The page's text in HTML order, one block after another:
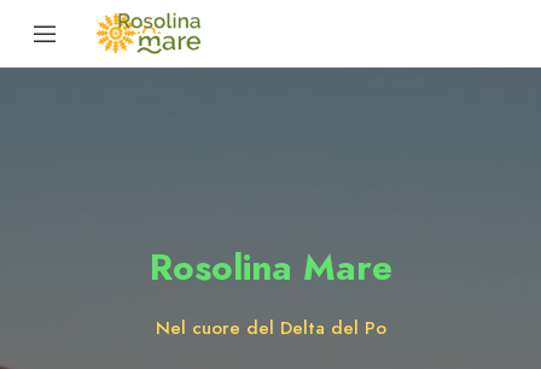
Rosolina Mare
Nel cuore del Delta del Po